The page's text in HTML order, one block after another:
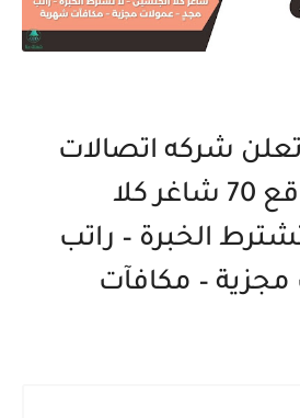
شركه اتصالات
عن وظائف بواقع 70 شاغر كلا
الخبرة – راتب
– مكافآت